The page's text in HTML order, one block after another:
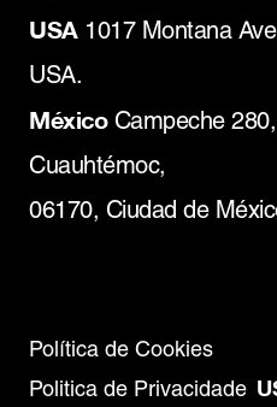
USA1017 Montana
USA.
MéxicoCampeche
Cuauhtémoc,
06170, Ciudad de
Política de Cookies
Politica de Privacidade